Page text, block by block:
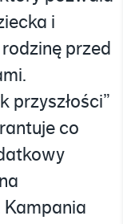
i
przed
przyszłości”
co
Kampania